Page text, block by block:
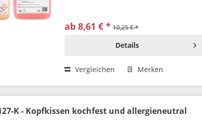
ab 8,61 € * 10,25 € *
Details
Vergleichen Merken
K - Kopfkissen kochfest und allergieneutral